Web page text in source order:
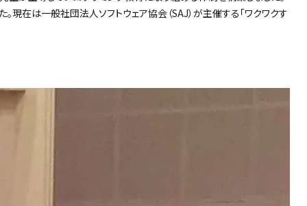
現在は一般社団法人ソフトウェア協会（SAJ）が主催する「ワクワクす